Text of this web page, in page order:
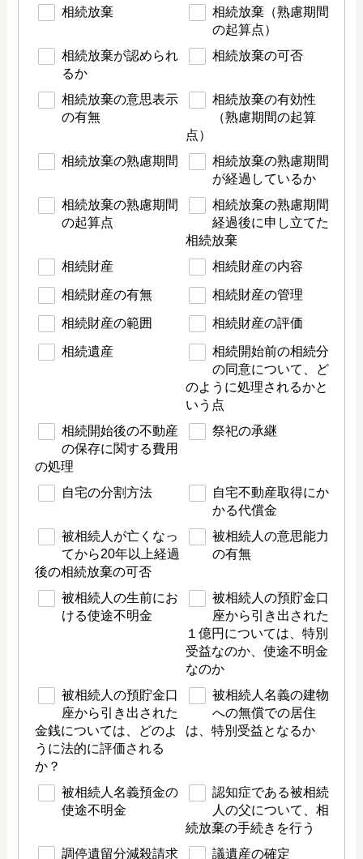
相続放棄
相続放棄（熟慮期間
の起算点）
相続放棄が認められ
るか
相続放棄の可否
相続放棄の意思表示
の有無
相続放棄の有効性
（熟慮期間の起算
点）
相続放棄の熟慮期間
相続放棄の熟慮期間
が経過しているか
相続放棄の熟慮期間
の起算点
相続放棄の熟慮期間
経過後に申し立てた
相続放棄
相続財産
相続財産の内容
相続財産の有無 相続財産の管理
相続財産の範囲 相続財産の評価
相続遺産
相続開始前の相続分
の同意について、ど
のように処理されるかと
いう点
相続開始後の不動産
の保存に関する費用
の処理
祭祀の承継
自宅の分割方法
自宅不動産取得にか
かる代償金
被相続人が亡くなっ
てから20年以上経過
後の相続放棄の可否
被相続人の意思能力
の有無
被相続人の生前にお
ける使途不明金
被相続人の預貯金口
座から引き出された
１億円については、特別
受益なのか、使途不明金
なのか
被相続人の預貯金口
座から引き出された
金銭については、どのよ
うに法的に評価される
か？
被相続人名義の建物
への無償での居住
は、特別受益となるか
被相続人名義預金の
使途不明金
認知症である被相続
人の父について、相
続放棄の手続きを行う
調停遺留分減殺請求
議遺産の確定